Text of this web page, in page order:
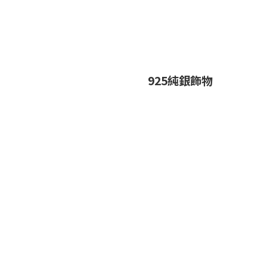
925純銀飾物